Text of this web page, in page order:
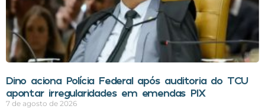
Dino aciona Polícia Federal após auditoria do TCU
apontar irregularidades em emendas PIX
7 de agosto de 2026